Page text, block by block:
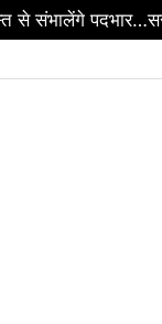
से संभालेंगे